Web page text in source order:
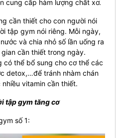
cung cấp hàm lượng chất xơ.
cần thiết cho con người nói
tập gym nói riêng. Mỗi ngày,
và chia nhỏ số lần uống ra
cần thiết trong ngày.
có thể bổ sung cho cơ thể các
detox,…để tránh nhàm chán
vitamin cần thiết.
tập gym tăng cơ
số 1: